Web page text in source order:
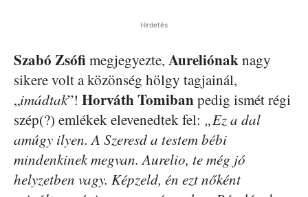
Hirdetés
Szabó Zsófimegjegyezte, Aureliónaknagy
sikere volt a közönség hölgy tagjainál,
„imádtak”! Horváth Tomibanpedig ismét régi
szép(?) emlékek elevenedtek fel: „Ez a dal
amúgy ilyen. A Szeresd a testem bébi
mindenkinek megvan. Aurelio, te még jó
helyzetben vagy. Képzeld, én ezt nőként